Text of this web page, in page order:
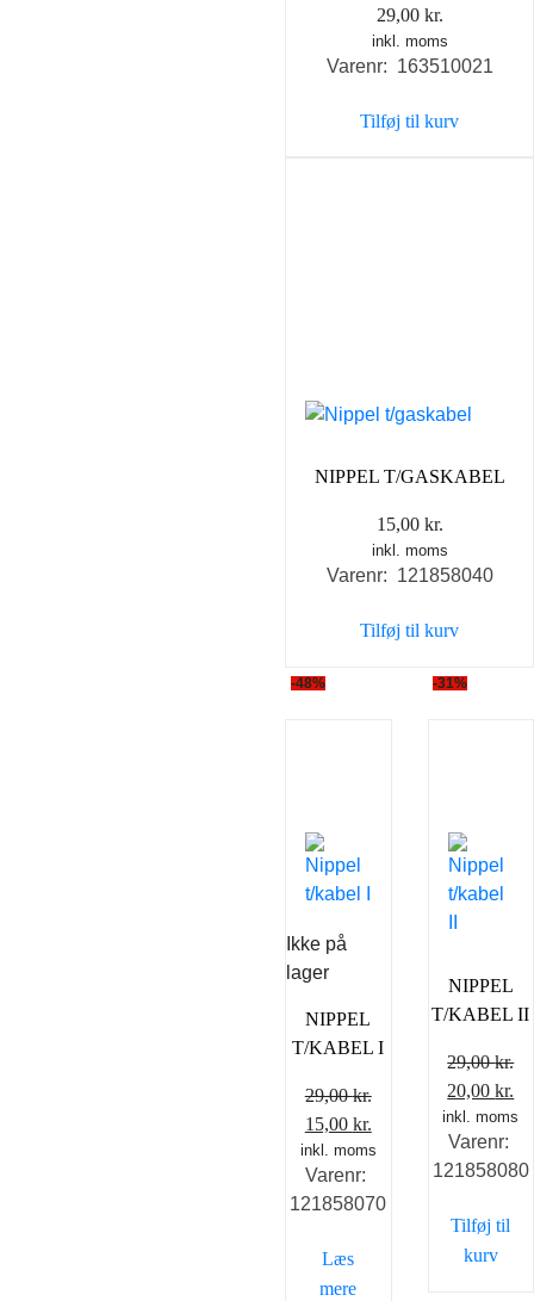
29,00 kr.
inkl. moms
Varenr: 163510021
Tilføj til kurv
NIPPEL T/GASKABEL
15,00 kr.
inkl. moms
Varenr: 121858040
Tilføj til kurv
-48%
Ikke på
lager
NIPPEL
T/KABEL I
29,00kr.
Den
oprindelige
pris
var:
15,00 kr.
aktuelle
er:
inkl. moms
Varenr:
121858070
Læs
mere
-31%
NIPPEL
T/KABEL II
29,00kr.
Den
pris
var:
20,00kr.
er:
inkl. moms
Varenr:
121858080
Tilføj til
kurv